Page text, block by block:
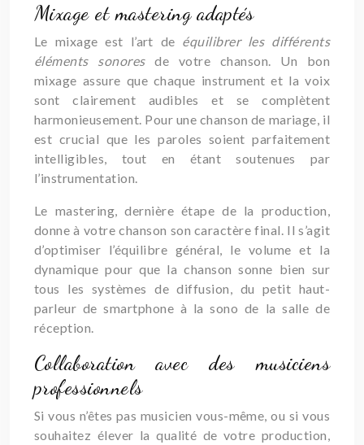
Mixage et mastering adaptés
Le mixage est l’art de équilibrer les différents
éléments sonoresde votre chanson. Un bon
mixage assure que chaque instrument et la voix
sont clairement audibles et se complètent
harmonieusement. Pour une chanson de mariage, il
est crucial que les paroles soient parfaitement
intelligibles, tout en étant soutenues par
l’instrumentation.
Le mastering, dernière étape de la production,
donne à votre chanson son caractère final. Il s’agit
d’optimiser l’équilibre général, le volume et la
dynamique pour que la chanson sonne bien sur
tous les systèmes de diffusion, du petit haut-
parleur de smartphone à la sono de la salle de
réception.
Collaboration avec des musiciens
professionnels
Si vous n’êtes pas musicien vous-même, ou si vous
souhaitez élever la qualité de votre production,